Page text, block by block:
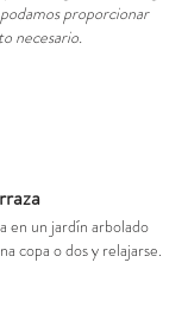
proporcionar
necesario.
en un jardín arbolado
copa o dos y relajarse.